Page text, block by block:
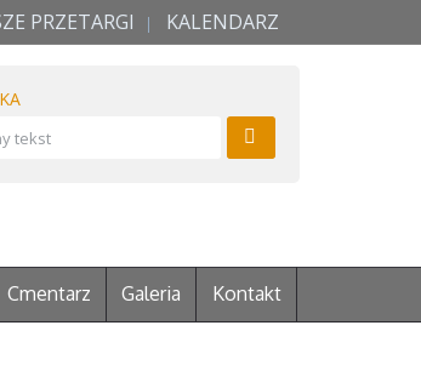
PRZETARGI KALENDARZ
Cmentarz Galeria Kontakt